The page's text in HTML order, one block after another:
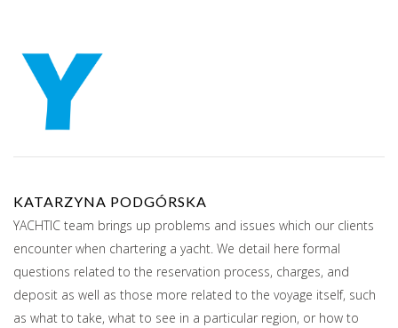
KATARZYNA PODGÓRSKA
YACHTIC team brings up problems and issues which our clients
encounter when chartering a yacht. We detail here formal
questions related to the reservation process, charges, and
deposit as well as those more related to the voyage itself, such
as what to take, what to see in a particular region, or how to